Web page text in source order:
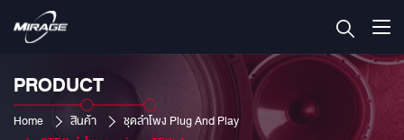
PRODUCT
Home สินค้า
ชุดลำโพง Plug And Play